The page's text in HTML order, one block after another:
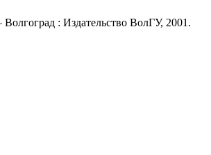
: Издательство ВолГУ, 2001.